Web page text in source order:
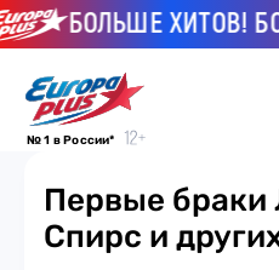
БОЛЬШЕ ХИТОВ!
№ 1 в России*
Первые браки
Спирс и